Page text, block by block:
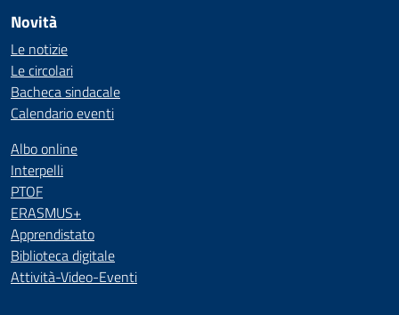
Novità
Le notizie
Le circolari
Bacheca sindacale
Calendario eventi
Albo online
Interpelli
PTOF
ERASMUS+
Apprendistato
Biblioteca digitale
Attività-Video-Eventi